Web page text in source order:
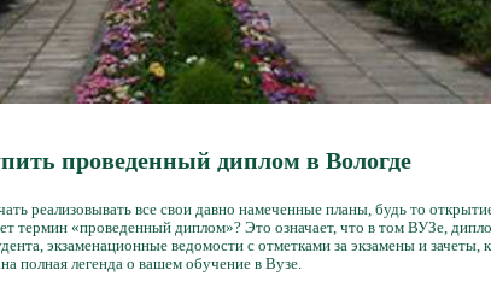
проведенный диплом в Вологде
реализовывать все свои давно намеченные планы, будь то
термин «проведенный диплом»? Это означает, что в том ВУЗе,
экзаменационные ведомости с отметками за экзамены и зачеты,
полная легенда о вашем обучение в Вузе.